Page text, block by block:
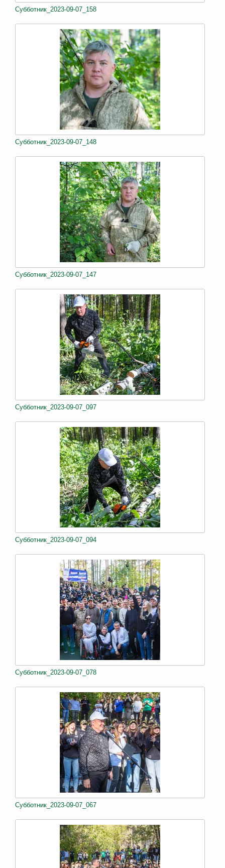
Субботник_2023-09-07_158
Субботник_2023-09-07_148
Субботник_2023-09-07_147
Субботник_2023-09-07_097
Субботник_2023-09-07_094
Субботник_2023-09-07_078
Субботник_2023-09-07_067